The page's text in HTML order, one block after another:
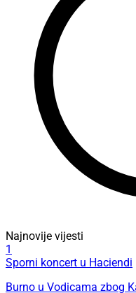
Najnovije vijesti
1
Sporni koncert u Haciendi
Burno u Vodicama zbog